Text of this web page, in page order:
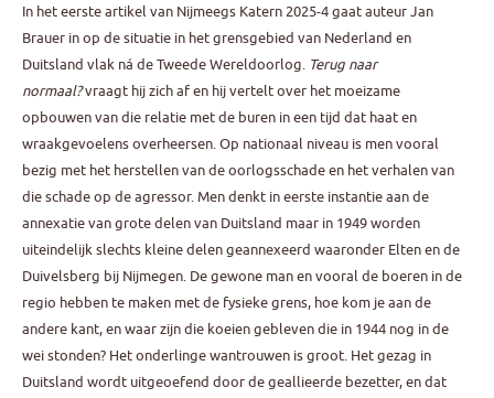
In het eerste artikel van Nijmeegs Katern 2025-4 gaat auteur Jan
Brauer in op de situatie in het grensgebied van Nederland en
Duitsland vlak ná de Tweede Wereldoorlog. Terug naar
normaal?vraagt hij zich af en hij vertelt over het moeizame
opbouwen van die relatie met de buren in een tijd dat haat en
wraakgevoelens overheersen. Op nationaal niveau is men vooral
bezig met het herstellen van de oorlogsschade en het verhalen van
die schade op de agressor. Men denkt in eerste instantie aan de
annexatie van grote delen van Duitsland maar in 1949 worden
uiteindelijk slechts kleine delen geannexeerd waaronder Elten en de
Duivelsberg bij Nijmegen. De gewone man en vooral de boeren in de
regio hebben te maken met de fysieke grens, hoe kom je aan de
andere kant, en waar zijn die koeien gebleven die in 1944 nog in de
wei stonden? Het onderlinge wantrouwen is groot. Het gezag in
Duitsland wordt uitgeoefend door de geallieerde bezetter, en dat